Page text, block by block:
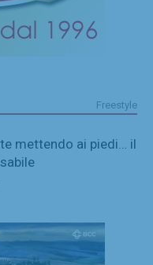
Freestyle
mettendo ai piedi… il